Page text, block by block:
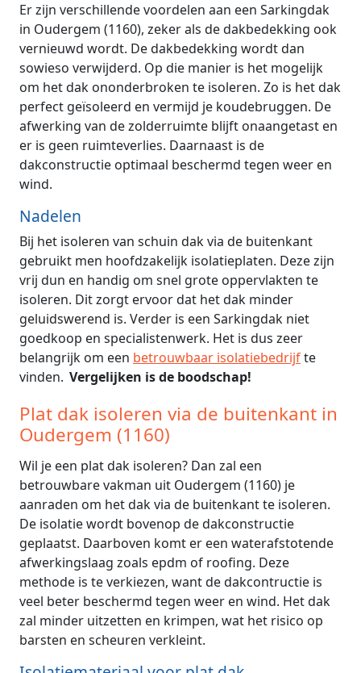
Er zijn verschillende voordelen aan een Sarkingdak
in Oudergem (1160), zeker als de dakbedekking ook
vernieuwd wordt. De dakbedekking wordt dan
sowieso verwijderd. Op die manier is het mogelijk
om het dak ononderbroken te isoleren. Zo is het dak
perfect geïsoleerd en vermijd je koudebruggen. De
afwerking van de zolderruimte blijft onaangetast en
er is geen ruimteverlies. Daarnaast is de
dakconstructie optimaal beschermd tegen weer en
wind.
Nadelen
Bij het isoleren van schuin dak via de buitenkant
gebruikt men hoofdzakelijk isolatieplaten. Deze zijn
vrij dun en handig om snel grote oppervlakten te
isoleren. Dit zorgt ervoor dat het dak minder
geluidswerend is. Verder is een Sarkingdak niet
goedkoop en specialistenwerk. Het is dus zeer
belangrijk om een betrouwbaar isolatiebedrijfte
vinden. Vergelijken is de boodschap!
Plat dak isoleren via de buitenkant in
Oudergem (1160)
Wil je een plat dak isoleren? Dan zal een
betrouwbare vakman uit Oudergem (1160) je
aanraden om het dak via de buitenkant te isoleren.
De isolatie wordt bovenop de dakconstructie
geplaatst. Daarboven komt er een waterafstotende
afwerkingslaag zoals epdm of roofing. Deze
methode is te verkiezen, want de dakcontructie is
veel beter beschermd tegen weer en wind. Het dak
zal minder uitzetten en krimpen, wat het risico op
barsten en scheuren verkleint.